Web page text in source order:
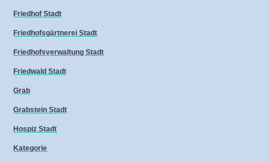
Friedhof Stadt
Friedhofsgärtnerei Stadt
Friedhofsverwaltung Stadt
Friedwald Stadt
Grab
Grabstein Stadt
Hospiz Stadt
Kategorie